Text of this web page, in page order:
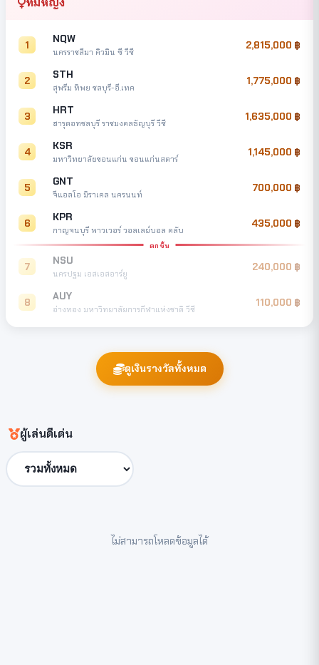
1 NQW
นครราชสีมา คิวมิน ซี วีซี
2,815,000
2 STH
สุพรีม ทิพย ชลบุรี-อี.เทค
1,775,000
3 HRT
ฮารุดอทชลบุรี ราชมงคลธัญบุรี วีซี
1,635,000
4 KSR
มหาวิทยาลัยขอนแก่น ขอนแก่นสตาร์
1,145,000
5 GNT
จีแอลโอ มิราเคล นครนนท์
700,000
6 KPR
กาญจนบุรี พาวเวอร์ วอลเลย์บอล คลับ
435,000
ตกชั้น
7 NSU
นครปฐม เอสเอสอาร์ยู
240,000
8 AUY
อ่างทอง มหาวิทยาลัยการกีฬาแห่งชาติ วีซี
110,000
ดูเงินรางวัลทั้งหมด
ผู้เล่นดีเด่น
ไม่สามารถโหลดข้อมูลได้